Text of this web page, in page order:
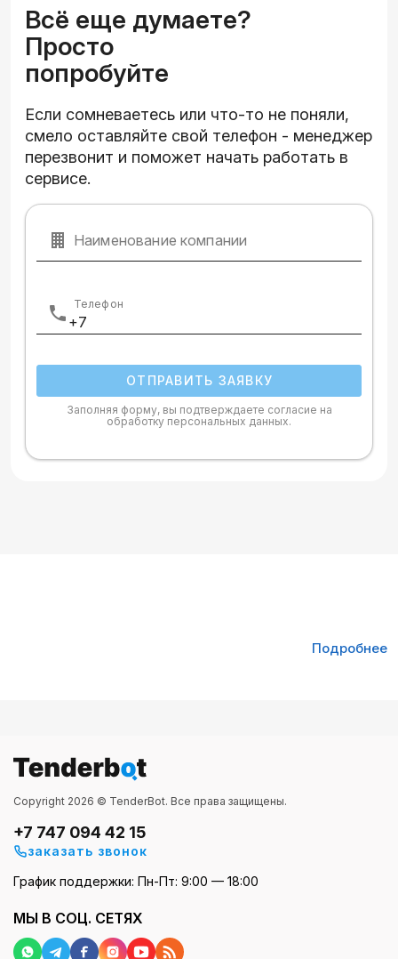
Всё еще думаете?
Просто
попробуйте
Если сомневаетесь или что-то не поняли,
смело оставляйте свой телефон - менеджер
перезвонит и поможет начать работать в
сервисе.
Наименование компании
Телефон
ОТПРАВИТЬ ЗАЯВКУ
Заполняя форму, вы подтверждаете согласие на
обработку персональных данных.
Подробнее
Copyright 2026 © TenderBot. Все права защищены.
+7 747 094 42 15
заказать звонок
График поддержки: Пн-Пт: 9:00 — 18:00
МЫ В СОЦ. СЕТЯХ